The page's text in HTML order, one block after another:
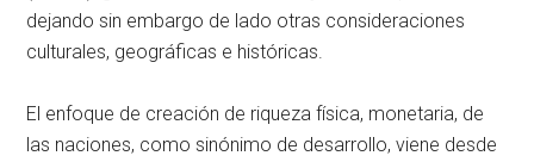
dejando sin embargo de lado otras consideraciones
culturales, geográficas e históricas.
El enfoque de creación de riqueza física, monetaria, de
las naciones, como sinónimo de desarrollo, viene desde